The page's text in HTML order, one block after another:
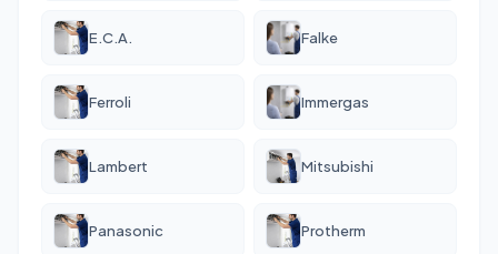
E.C.A. Falke
Ferroli Immergas
Lambert Mitsubishi
Panasonic Protherm